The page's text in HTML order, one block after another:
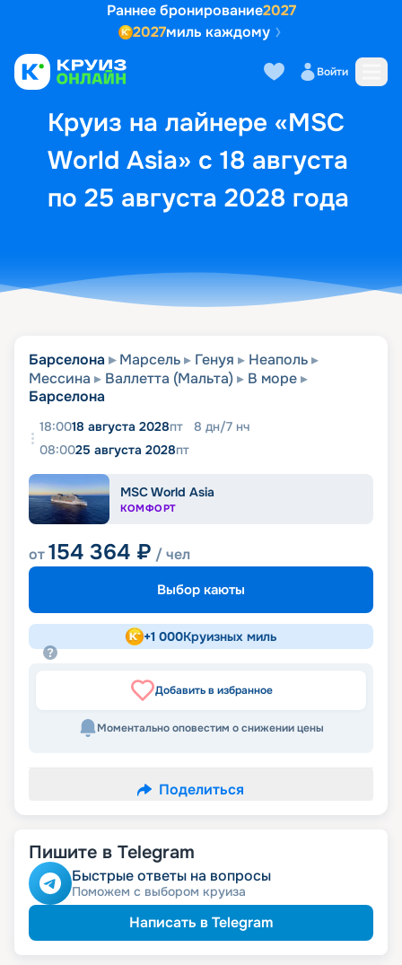
Раннее бронирование2027
2027миль каждому
Войти
Круиз на лайнере «MSC
World Asia» с 18 августа
по 25 августа 2028 года
Выбор кают Маршрут и
Барселона Марсель Генуя
Неаполь
Мессина
Валлетта (Мальта)
В море
Барселона
18:0018 августа 2028пт 8 дн/7 нч
08:0025 августа 2028пт
MSC World Asia
КОМФОРТ
от154 364 ₽ / чел
Выбор каюты
+1 000Круизных миль
Добавить в избранное
Моментально оповестим о снижении цены
Поделиться
Пишите в Telegram
Быстрые ответы на вопросы
Поможем с выбором круиза
Написать в Telegram